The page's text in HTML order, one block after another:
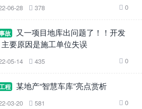
06-28  378  0
故
又一项目地库出问题了！！开发
要原因是施工单位失误
05-14  435  0
程 某地产“智慧车库”亮点赏析
03-20  581  0